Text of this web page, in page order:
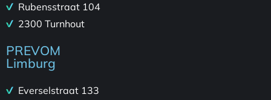
Rubensstraat 104
2300 Turnhout
PREVOM
Limburg
Everselstraat 133